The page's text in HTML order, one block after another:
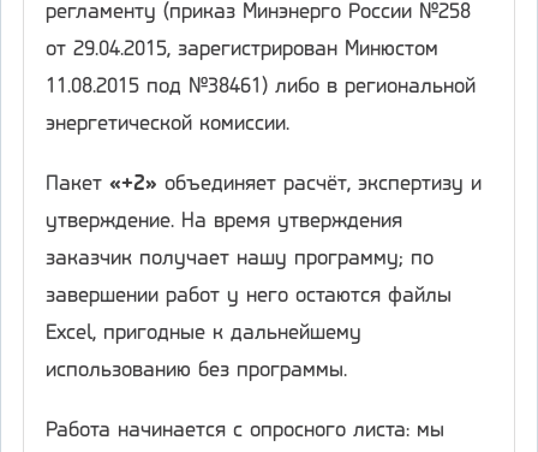
регламенту (приказ Минэнерго России №258
от 29.04.2015, зарегистрирован Минюстом
11.08.2015 под №38461) либо в региональной
энергетической комиссии.
Пакет «+2» объединяет расчёт, экспертизу и
утверждение. На время утверждения
заказчик получает нашу программу; по
завершении работ у него остаются файлы
Excel, пригодные к дальнейшему
использованию без программы.
Работа начинается с опросного листа: мы